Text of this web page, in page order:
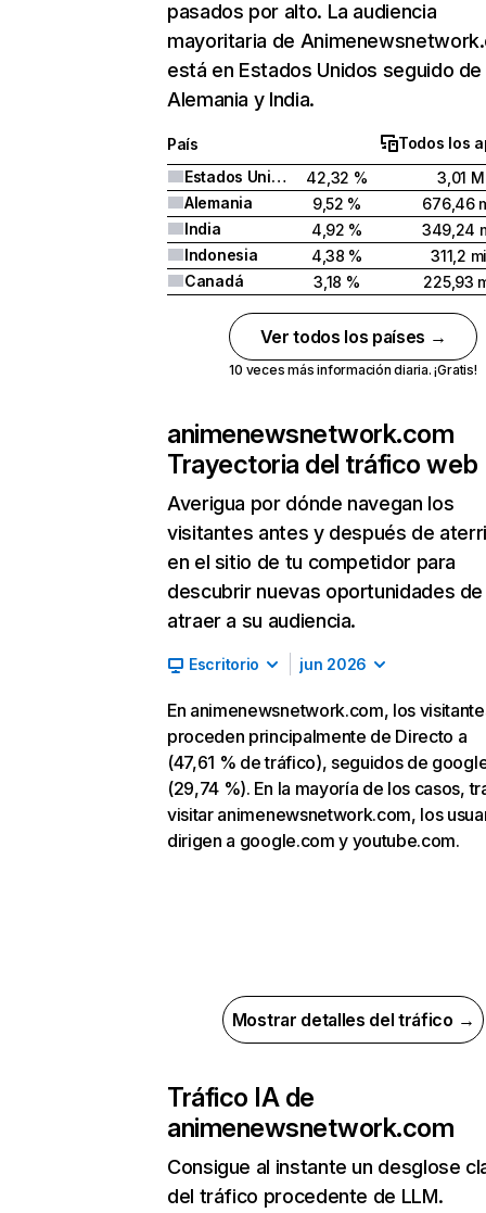
pasados por alto. La audiencia
mayoritaria de
está en Estados Unidos seguido de
Alemania y India.
País
Todos los
Estados Unidos
42,32 %
3,01 M
Alemania
9,52 %
676,46
India
4,92 %
349,24
Indonesia
4,38 %
311,2
Canadá
3,18 % 225,93
Ver todos los países →
10 veces más información diaria. ¡Gratis!
animenewsnetwork.com
Trayectoria del tráfico web
Averigua por dónde navegan los
visitantes antes y después de
en el sitio de tu competidor para
descubrir nuevas oportunidades de
atraer a su audiencia.
Escritorio jun 2026
En animenewsnetwork.com, los
proceden principalmente de Directo a
(47,61 % de tráfico), seguidos de
(29,74 %). En la mayoría de los casos,
visitar animenewsnetwork.com, los
dirigen a google.com y youtube.com.
Mostrar detalles del tráfico →
Tráfico IA de
animenewsnetwork.com
Consigue al instante un desglose
del tráfico procedente de LLM.